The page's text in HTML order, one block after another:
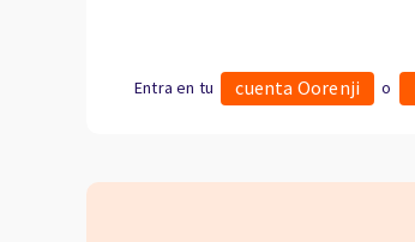
Entra en tu cuenta Oorenji o